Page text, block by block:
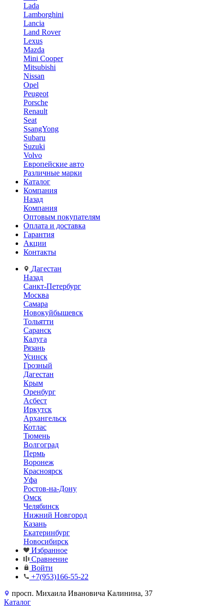
Lada
Lamborghini
Lancia
Land Rover
Lexus
Mazda
Mini Cooper
Mitsubishi
Nissan
Opel
Peugeot
Porsche
Renault
Seat
SsangYong
Subaru
Suzuki
Volvo
Европейские авто
Различные марки
Каталог
Компания
Назад
Компания
Оптовым покупателям
Оплата и доставка
Гарантия
Акции
Контакты
Дагестан
Назад
Санкт-Петербург
Москва
Самара
Новокуйбышевск
Тольятти
Саранск
Калуга
Рязань
Усинск
Грозный
Дагестан
Крым
Оренбург
Асбест
Иркутск
Архангельск
Котлас
Тюмень
Волгоград
Пермь
Воронеж
Красноярск
Уфа
Ростов-на-Дону
Омск
Челябинск
Нижний Новгород
Казань
Екатеринбург
Новосибирск
Избранное
Сравнение
Войти
+7(953)166-55-22
просп. Михаила Ивановича Калинина, 37
Каталог